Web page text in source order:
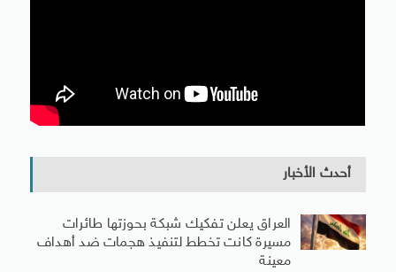
أحدث الأخبار
العراق يعلن تفكيك شبكة بحوزتها طائرات
مسيرة كانت تخطط لتنفيذ هجمات ضد أهداف
معينة